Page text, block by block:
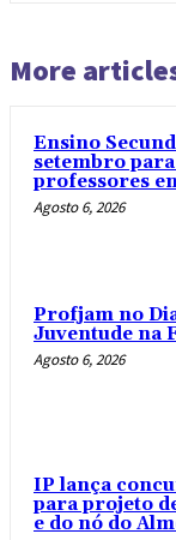
More
Ensino
setembro
professores
Agosto 6, 2026
Profjam no
Juventude na
Agosto 6, 2026
IP lança
para projeto
e do nó do